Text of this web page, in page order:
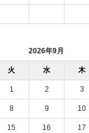
2026年9月
火 水 木
1 2 3
8 9 10
15 16 17